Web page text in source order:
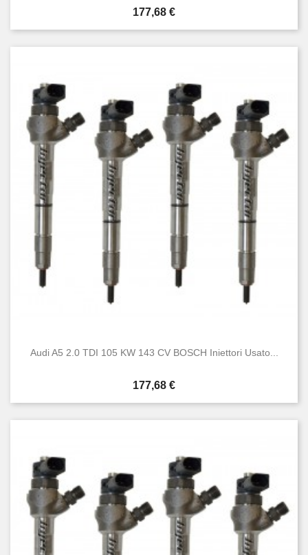
Prezzo
177,68 €
Audi A5 2.0 TDI 105 KW 143 CV BOSCH Iniettori Usato...
Prezzo
177,68 €